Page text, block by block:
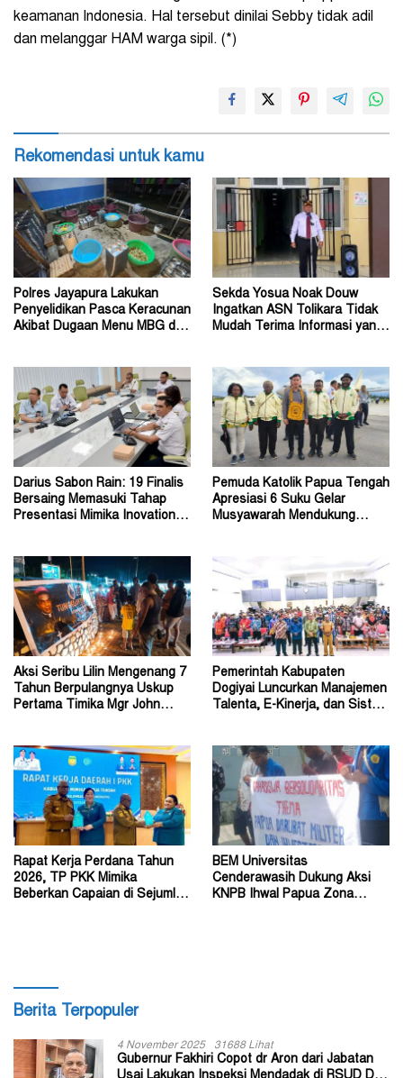
keamanan Indonesia. Hal tersebut dinilai Sebby tidak adil
dan melanggar HAM warga sipil. (*)
Rekomendasi untuk kamu
Polres Jayapura Lakukan
Penyelidikan Pasca Keracunan
Akibat Dugaan Menu MBG di
Sekda Yosua Noak Douw
Ingatkan ASN Tolikara Tidak
Mudah Terima Informasi yang
Darius Sabon Rain: 19 Finalis
Bersaing Memasuki Tahap
Presentasi Mimika Inovation
Pemuda Katolik Papua Tengah
Apresiasi 6 Suku Gelar
Musyawarah Mendukung
Aksi Seribu Lilin Mengenang 7
Tahun Berpulangnya Uskup
Pertama Timika Mgr John
Pemerintah Kabupaten
Dogiyai Luncurkan Manajemen
Talenta, E-Kinerja, dan Sistem
Rapat Kerja Perdana Tahun
2026, TP PKK Mimika
Beberkan Capaian di Sejumlah
BEM Universitas
Cenderawasih Dukung Aksi
KNPB Ihwal Papua Zona
Berita Terpopuler
4 November 2025 31688 Lihat
Gubernur Fakhiri Copot dr Aron dari Jabatan